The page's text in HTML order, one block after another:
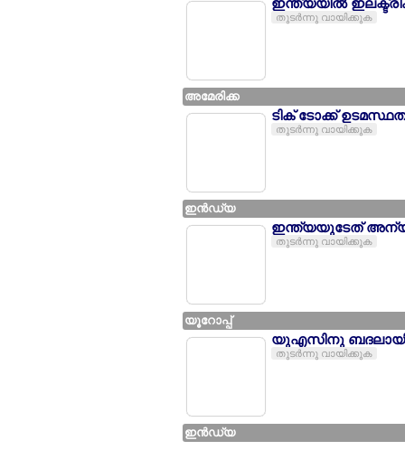
ഇന്ത്യയില്‍
തുടര്‍ന്നു വായിക്കുക
അമേരിക്ക
ടിക് ടോക്ക്
തുടര്‍ന്നു വായിക്കുക
ഇന്‍ഡ്യ
ഇന്ത്യയുടേത്
തുടര്‍ന്നു വായിക്കുക
യൂറോപ്പ്
യുഎസിനു ബദലായി
തുടര്‍ന്നു വായിക്കുക
ഇന്‍ഡ്യ